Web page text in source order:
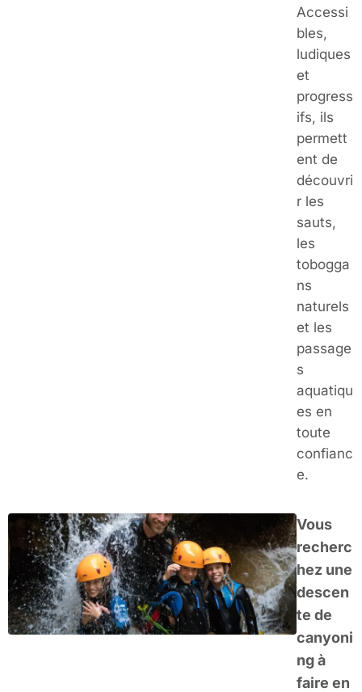
Accessi
bles,
ludiques
et
progress
ifs, ils
permett
ent de
découvri
r les
sauts,
les
tobogga
ns
naturels
et les
passage
s
aquatiqu
es en
toute
confianc
e.
Vous
recherc
hez une
descen
te de
canyoni
ng à
faire en